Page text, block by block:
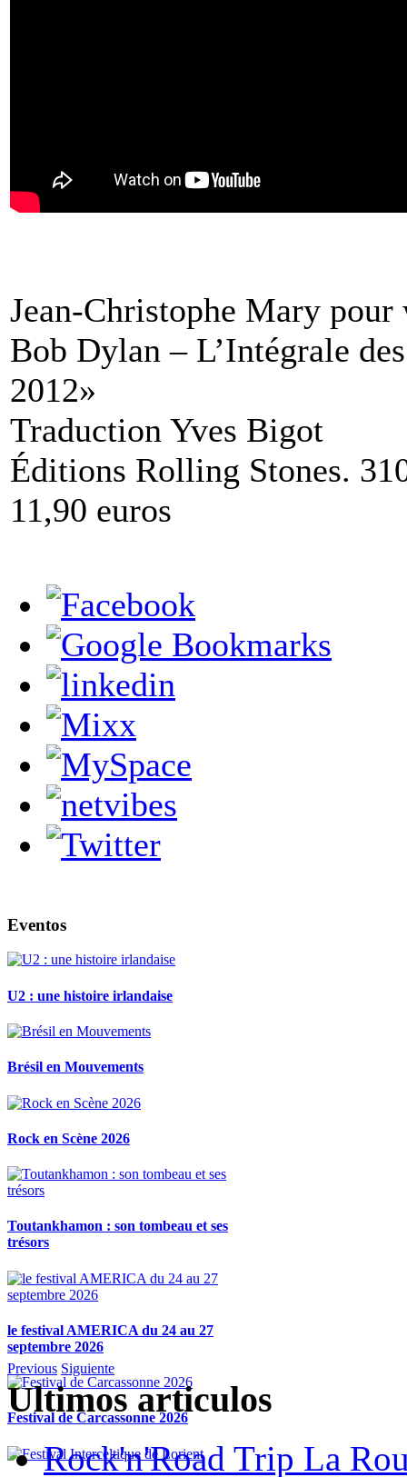
Jean-Christophe Mary
Bob Dylan – L’Intégrale
2012»
Traduction Yves Bigot
Éditions Rolling Stones.
11,90 euros
Eventos
U2 : une histoire irlandaise
Brésil en Mouvements
Rock en Scène 2026
Toutankhamon : son tombeau et ses
trésors
le festival AMERICA du 24 au 27
septembre 2026
Festival de Carcassonne 2026
Previous Siguiente
Ultimos articulos
Rock'n'Road Trip La